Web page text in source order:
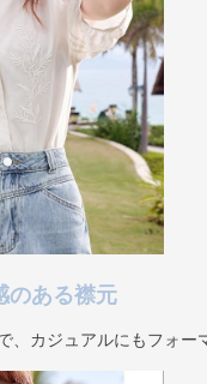
のある襟元
、カジュアルにもフォー